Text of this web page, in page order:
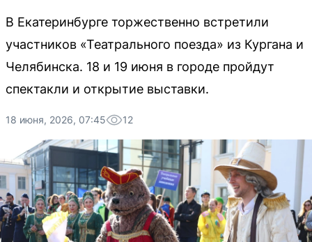
В Екатеринбурге торжественно встретили
участников «Театрального поезда» из Кургана и
Челябинска. 18 и 19 июня в городе пройдут
спектакли и открытие выставки.
18 июня, 2026, 07:45 12